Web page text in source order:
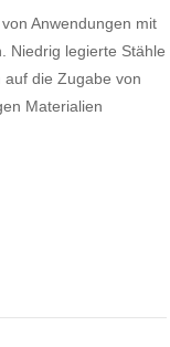
Anwendungen mit
Niedrig legierte Stähle
die Zugabe von
Materialien